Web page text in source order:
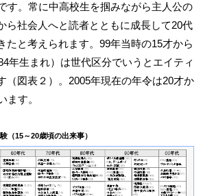
す。常に中高校生を掴みながら主人公の
ら社会人へと読者とともに成長して20代
たと考えられます。99年当時の15才から
年生まれ）は世代区分でいうとエイティ
（図表２）。2005年現在の年令は20才か
ます。
（15～20歳頃の出来事）